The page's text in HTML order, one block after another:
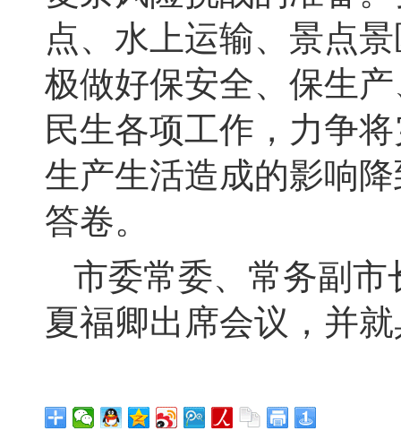
点、水上运输、景点
极做好保安全、保生
民生各项工作，力争
生产生活造成的影响
答卷。
市委常委、常务副
夏福卿出席会议，并